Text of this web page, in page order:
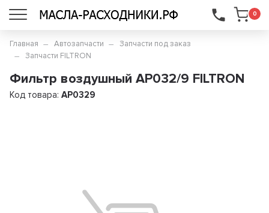
0
...
Главная Автозапчасти
Запчасти под заказ
Запчасти FILTRON
Фильтр воздушный AP032/9 FILTRON
Код товара:AP0329